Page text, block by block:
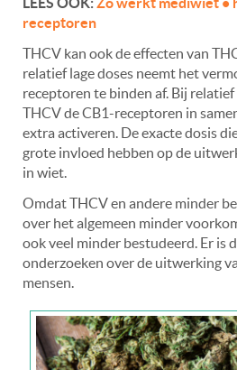
receptoren
THCV kan ook de effecten van
relatief lage doses neemt het
receptoren te binden af. Bij
THCV de CB1-receptoren in
extra activeren. De exacte dosis
grote invloed hebben op de
in wiet.
Omdat THCV en andere minder
over het algemeen minder
ook veel minder bestudeerd. Er is
onderzoeken over de uitwerking
mensen.